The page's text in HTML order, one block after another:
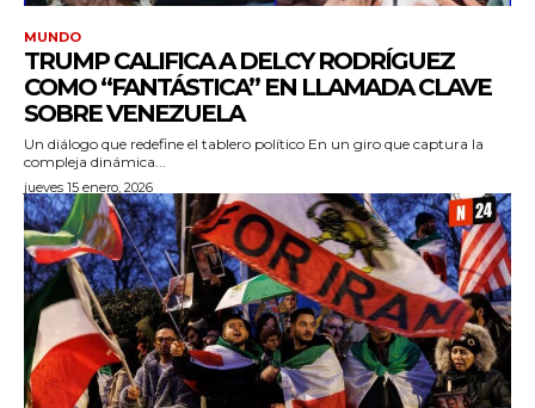
MUNDO
TRUMP CALIFICA A DELCY RODRÍGUEZ
COMO “FANTÁSTICA” EN LLAMADA CLAVE
SOBRE VENEZUELA
Un diálogo que redefine el tablero político En un giro que captura la
compleja dinámica...
jueves 15 enero, 2026